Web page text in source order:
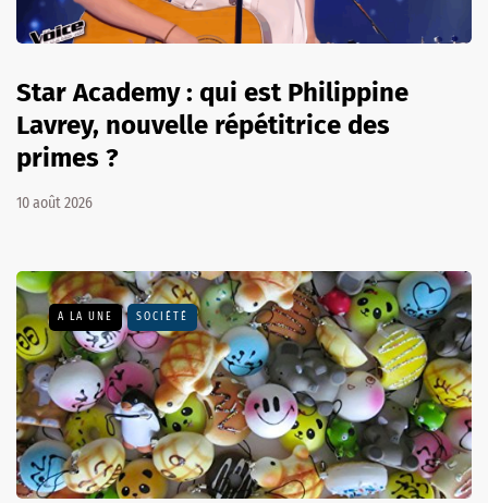
Star Academy : qui est Philippine
Lavrey, nouvelle répétitrice des
primes ?
10 août 2026
A LA UNE SOCIÉTÉ